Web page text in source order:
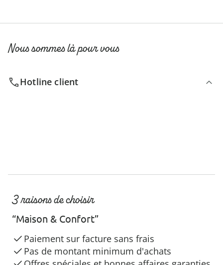
Nous sommes là pour vous
Hotline client
3 raisons de choisir
“Maison & Confort”
Paiement sur facture sans frais
Pas de montant minimum d'achats